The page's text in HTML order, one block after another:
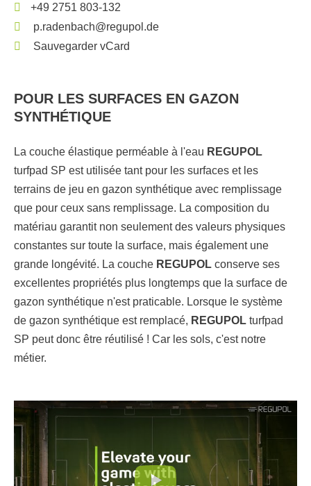
+49 2751 803-132
p.radenbach@regupol.de
Sauvegarder vCard
POUR LES SURFACES EN GAZON
SYNTHÉTIQUE
La couche élastique perméable à l'eau REGUPOL
turfpad SP est utilisée tant pour les surfaces et les
terrains de jeu en gazon synthétique avec remplissage
que pour ceux sans remplissage. La composition du
matériau garantit non seulement des valeurs physiques
constantes sur toute la surface, mais également une
grande longévité. La couche REGUPOL conserve ses
excellentes propriétés plus longtemps que la surface de
gazon synthétique n'est praticable. Lorsque le système
de gazon synthétique est remplacé, REGUPOL turfpad
SP peut donc être réutilisé ! Car les sols, c'est notre
métier.